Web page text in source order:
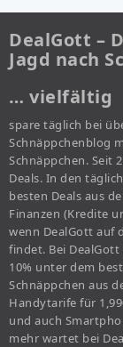
DealGott –
Jagd nach
… vielfältig
spare täglich bei
Schnäppchenblog
Schnäppchen. Seit
Deals. In den
besten Deals aus
Finanzen (Kredite
wenn DealGott auf
findet. Bei
10% unter dem
Schnäppchen aus
Handytarife für
und auch
mehr wartet bei